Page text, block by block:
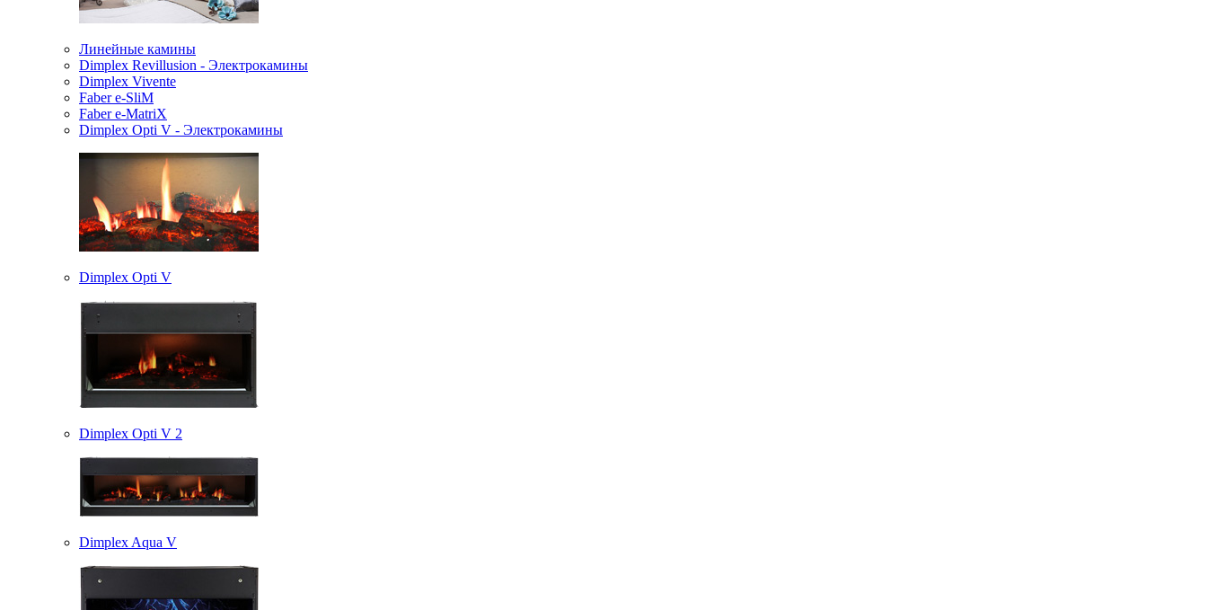
Линейные камины
Dimplex Revillusion - Электрокамины
Dimplex Vivente
Faber e-SliM
Faber e-MatriX
Dimplex Opti V - Электрокамины
Dimplex Opti V
Dimplex Opti V 2
Dimplex Aqua V